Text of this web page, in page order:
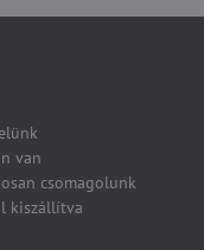
van
csomagolunk
kiszállítva